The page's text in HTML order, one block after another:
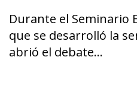
Durante el Seminario
que se desarrolló la
abrió el debate...